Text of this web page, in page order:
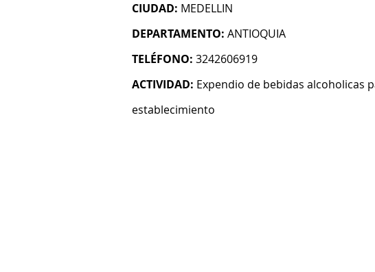
CIUDAD: MEDELLIN
DEPARTAMENTO: ANTIOQUIA
TELÉFONO: 3242606919
ACTIVIDAD: Expendio de bebidas alcoholicas
establecimiento